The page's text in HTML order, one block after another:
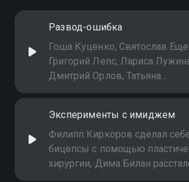
Развод-ошибка
Гоша Куценко, Святослав
Григорий Лепс, Лариса
Дмитрий Орлов, Татьяна
Васильева и другие звёзды -
развелись со своими
половинками. Кто был
был ли шанс вернуть
Эксперименты с имиджем
Филипп Киркоров сделал
бицепсы с помощью
хирургии, Дима Билан
бородкой, Шаман - с дредами,